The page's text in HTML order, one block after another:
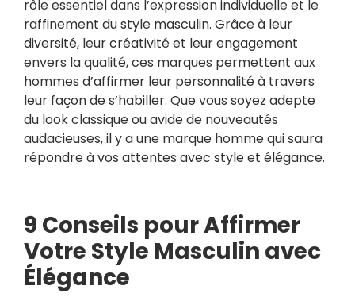
rôle essentiel dans l’expression individuelle et le
raffinement du style masculin. Grâce à leur
diversité, leur créativité et leur engagement
envers la qualité, ces marques permettent aux
hommes d’affirmer leur personnalité à travers
leur façon de s’habiller. Que vous soyez adepte
du look classique ou avide de nouveautés
audacieuses, il y a une marque homme qui saura
répondre à vos attentes avec style et élégance.
9 Conseils pour Affirmer
Votre Style Masculin avec
Élégance